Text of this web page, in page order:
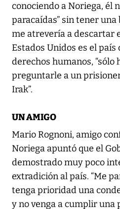
conociendo a Noriega, él
paracaídas” sin tener una
me atrevería a descartar
Estados Unidos es el país
derechos humanos, “sólo
preguntarle a un
Irak”.
UN AMIGO
Mario Rognoni, amigo
Noriega apuntó que el
demostrado muy poco
extradición al país. “Me
tenga prioridad una
y no venga a cumplir una